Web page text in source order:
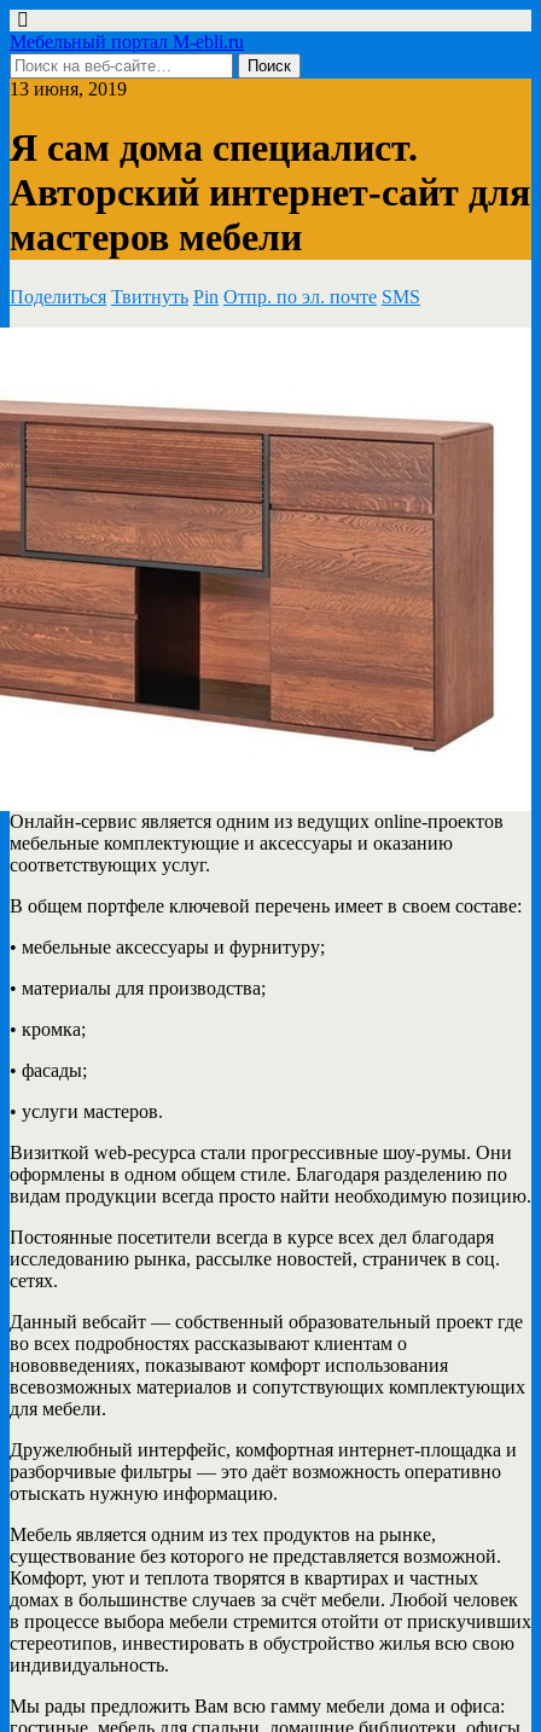
Мебельный портал M-ebli.ru
13 июня, 2019
Я сам дома специалист.
Авторский интернет-сайт для
мастеров мебели
Поделиться Твитнуть Pin Отпр. по эл. почте SMS
Онлайн-сервис является одним из ведущих online-проектов
мебельные комплектующие и аксессуары и оказанию
соответствующих услуг.
В общем портфеле ключевой перечень имеет в своем составе:
• мебельные аксессуары и фурнитуру;
• материалы для производства;
• кромка;
• фасады;
• услуги мастеров.
Визиткой web-ресурса стали прогрессивные шоу-румы. Они
оформлены в одном общем стиле. Благодаря разделению по
видам продукции всегда просто найти необходимую позицию.
Постоянные посетители всегда в курсе всех дел благодаря
исследованию рынка, рассылке новостей, страничек в соц.
сетях.
Данный вебсайт — собственный образовательный проект где
во всех подробностях рассказывают клиентам о
нововведениях, показывают комфорт использования
всевозможных материалов и сопутствующих комплектующих
для мебели.
Дружелюбный интерфейс, комфортная интернет-площадка и
разборчивые фильтры — это даёт возможность оперативно
отыскать нужную информацию.
Мебель является одним из тех продуктов на рынке,
существование без которого не представляется возможной.
Комфорт, уют и теплота творятся в квартирах и частных
домах в большинстве случаев за счёт мебели. Любой человек
в процессе выбора мебели стремится отойти от прискучивших
стереотипов, инвестировать в обустройство жилья всю свою
индивидуальность.
Мы рады предложить Вам всю гамму мебели дома и офиса:
гостиные, мебель для спальни, домашние библиотеки, офисы,